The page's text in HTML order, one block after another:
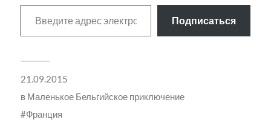
Подписаться
21.09.2015
в Маленькое Бельгийское приключение
Франция